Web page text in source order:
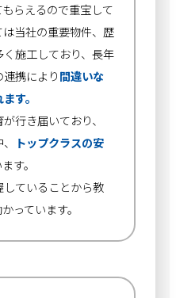
もらえるので重宝して
当社の重要物件、歴
施工しており、長年
携により間違いな
す。
行き届いており、
トップクラスの安
す。
ていることから教
っています。